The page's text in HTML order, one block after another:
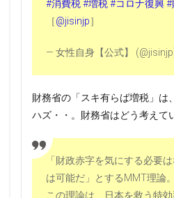
#消費税#増税#コロナ復興#
［@jisinjp］
— 女性自身【公式】
財務省の「スキ有らば増税」は
ハズ・・。財務省はどう考えて
「財政赤字を気にする必要
は可能だ」とするMMT理論
この理論は、日本を救う特